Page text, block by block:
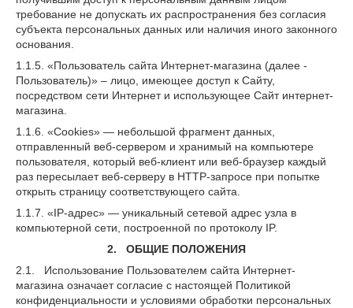
требование не допускать их распространения без согласия
субъекта персональных данных или наличия иного законного
основания.
1.1.5. «Пользователь сайта Интернет-магазина (далее ‑
Пользователь)» – лицо, имеющее доступ к Сайту,
посредством сети Интернет и использующее Сайт интернет-
магазина.
1.1.6. «Cookies» — небольшой фрагмент данных,
отправленный веб-сервером и хранимый на компьютере
пользователя, который веб-клиент или веб-браузер каждый
раз пересылает веб-серверу в HTTP-запросе при попытке
открыть страницу соответствующего сайта.
1.1.7. «IP-адрес» — уникальный сетевой адрес узла в
компьютерной сети, построенной по протоколу IP.
2. ОБЩИЕ ПОЛОЖЕНИЯ
2.1. Использование Пользователем сайта Интернет-
магазина означает согласие с настоящей Политикой
конфиденциальности и условиями обработки персональных